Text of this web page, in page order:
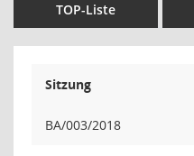
TOP-Liste
Sitzung
BA/003/2018